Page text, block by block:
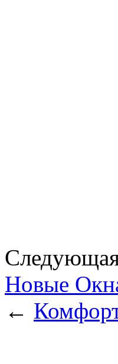
Новые
←